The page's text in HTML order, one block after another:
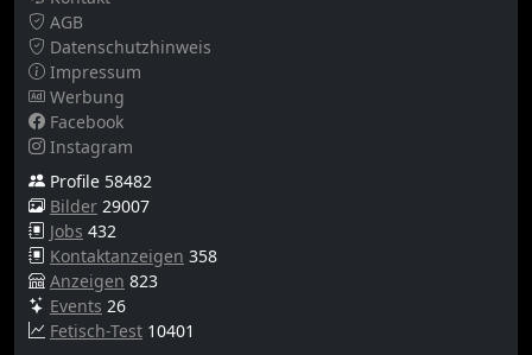
AGB
Datenschutzhinweis
Impressum
Werbung
Facebook
Instagram
Profile 58482
Bilder 29007
Jobs 432
Kontaktanzeigen 358
Anzeigen 823
Events 26
Fetisch-Test 10401